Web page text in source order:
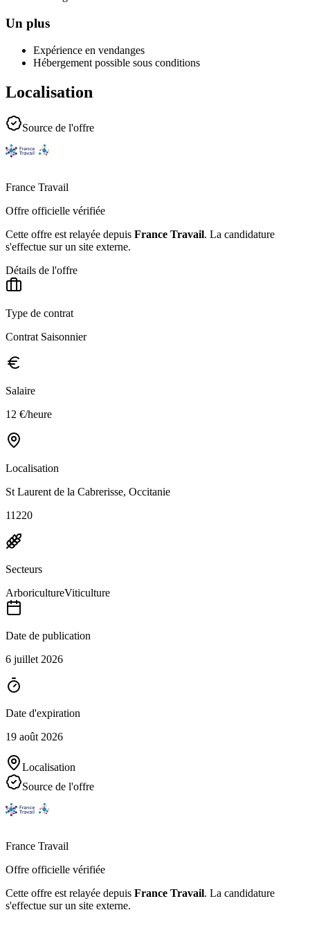
Un plus
Expérience en vendanges
Hébergement possible sous conditions
Localisation
Source de l'offre
France Travail
Offre officielle vérifiée
Cette offre est relayée depuis France Travail. La candidature
s'effectue sur un site externe.
Détails de l'offre
Type de contrat
Contrat Saisonnier
Salaire
12 €/heure
Localisation
St Laurent de la Cabrerisse, Occitanie
11220
Secteurs
ArboricultureViticulture
Date de publication
6 juillet 2026
Date d'expiration
19 août 2026
Localisation
Source de l'offre
France Travail
Offre officielle vérifiée
Cette offre est relayée depuis France Travail. La candidature
s'effectue sur un site externe.